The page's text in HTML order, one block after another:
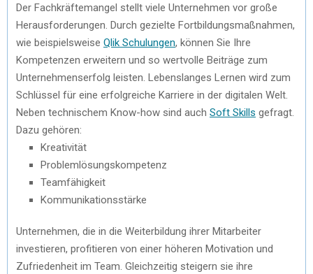
Der Fachkräftemangel stellt viele Unternehmen vor große
Herausforderungen. Durch gezielte Fortbildungsmaßnahmen,
wie beispielsweise Qlik Schulungen, können Sie Ihre
Kompetenzen erweitern und so wertvolle Beiträge zum
Unternehmenserfolg leisten. Lebenslanges Lernen wird zum
Schlüssel für eine erfolgreiche Karriere in der digitalen Welt.
Neben technischem Know-how sind auch Soft Skills gefragt.
Dazu gehören:
Kreativität
Problemlösungskompetenz
Teamfähigkeit
Kommunikationsstärke
Unternehmen, die in die Weiterbildung ihrer Mitarbeiter
investieren, profitieren von einer höheren Motivation und
Zufriedenheit im Team. Gleichzeitig steigern sie ihre